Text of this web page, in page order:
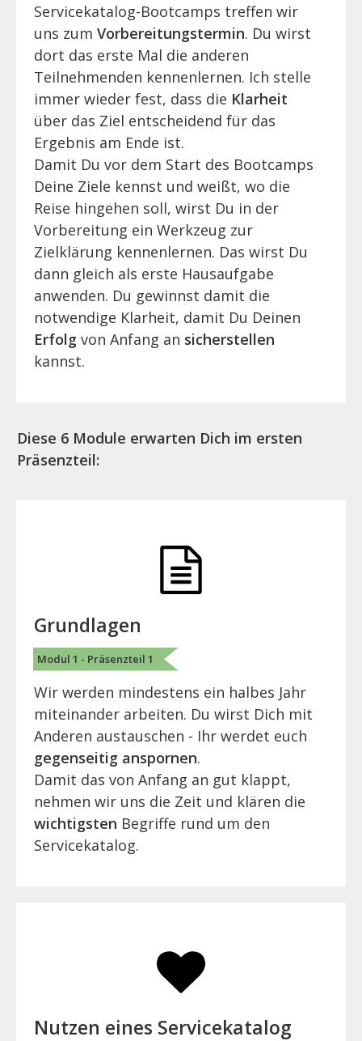
Servicekatalog-Bootcamps treffen wir
uns zum Vorbereitungstermin. Du wirst
dort das erste Mal die anderen
Teilnehmenden kennenlernen. Ich stelle
immer wieder fest, dass die Klarheit
über das Ziel entscheidend für das
Ergebnis am Ende ist.
Damit Du vor dem Start des Bootcamps
Deine Ziele kennst und weißt, wo die
Reise hingehen soll, wirst Du in der
Vorbereitung ein Werkzeug zur
Zielklärung kennenlernen. Das wirst Du
dann gleich als erste Hausaufgabe
anwenden. Du gewinnst damit die
notwendige Klarheit, damit Du Deinen
Erfolg von Anfang an sicherstellen
kannst.
Diese 6 Module erwarten Dich im ersten
Präsenzteil:
Grundlagen
Modul 1 - Präsenzteil 1
Wir werden mindestens ein halbes Jahr
miteinander arbeiten. Du wirst Dich mit
Anderen austauschen - Ihr werdet euch
gegenseitig anspornen.
Damit das von Anfang an gut klappt,
nehmen wir uns die Zeit und klären die
wichtigsten Begriffe rund um den
Servicekatalog.
Nutzen eines Servicekatalog